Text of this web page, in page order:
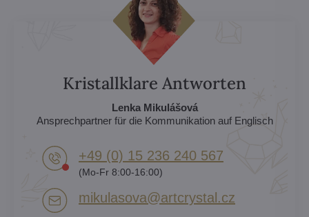
Kristallklare Antworten
Lenka Mikulášová
Ansprechpartner für die Kommunikation auf Englisch
+49 (0) 15 236 240 567
(Mo-Fr 8:00-16:00)
mikulasova​@artcrystal​.cz